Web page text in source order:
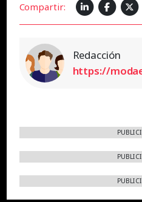
Compartir:
Redacción
https://